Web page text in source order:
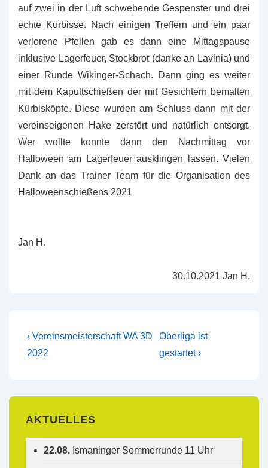
auf zwei in der Luft schwebende Gespenster und drei
echte Kürbisse. Nach einigen Treffern und ein paar
verlorene Pfeilen gab es dann eine Mittagspause
inklusive Lagerfeuer, Stockbrot (danke an Lavinia) und
einer Runde Wikinger-Schach. Dann ging es weiter
mit dem Kaputtschießen der mit Gesichtern bemalten
Kürbisköpfe. Diese wurden am Schluss dann mit der
vereinseigenen Hake zerstört und natürlich entsorgt.
Wer wollte konnte dann den Nachmittag vor
Halloween am Lagerfeuer ausklingen lassen. Vielen
Dank an das Trainer Team für die Organisation des
Halloweenschießens 2021
Jan H.
30.10.2021 Jan H.
Beitragsnavigation
Vorheriger
Beitrag
‹ Vereinsmeisterschaft WA 3D
2022
Nächster
Beitrag
Oberliga ist
gestartet ›
AKTUELLES
22.08. Ismaninger Sommerrunde 11 Uhr